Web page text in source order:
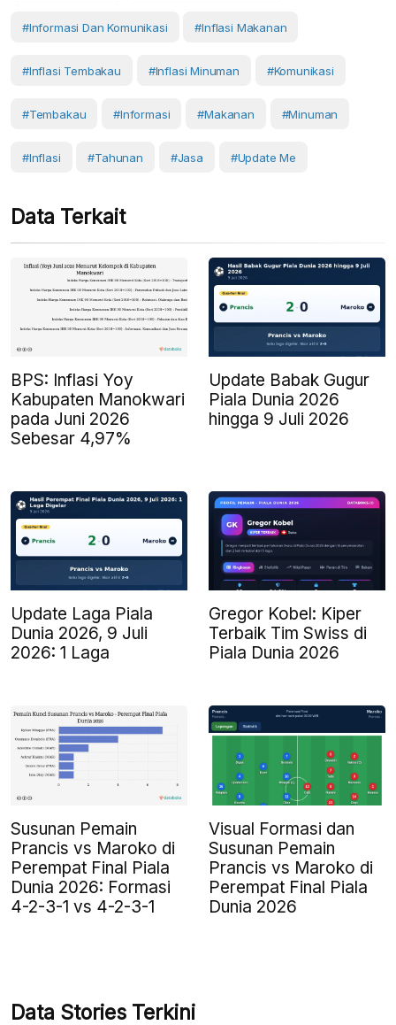
#Informasi Dan Komunikasi #inflasi Makanan
#inflasi Tembakau #inflasi Minuman #Komunikasi
#Tembakau #Informasi #Makanan #Minuman
#Inflasi #Tahunan #Jasa #Update Me
Data Terkait
BPS: Inflasi Yoy
Kabupaten Manokwari
pada Juni 2026
Sebesar 4,97%
Update Babak Gugur
Piala Dunia 2026
hingga 9 Juli 2026
Update Laga Piala
Dunia 2026, 9 Juli
2026: 1 Laga
Gregor Kobel: Kiper
Terbaik Tim Swiss di
Piala Dunia 2026
Susunan Pemain
Prancis vs Maroko di
Perempat Final Piala
Dunia 2026: Formasi
4-2-3-1 vs 4-2-3-1
Visual Formasi dan
Susunan Pemain
Prancis vs Maroko di
Perempat Final Piala
Dunia 2026
Data Stories Terkini